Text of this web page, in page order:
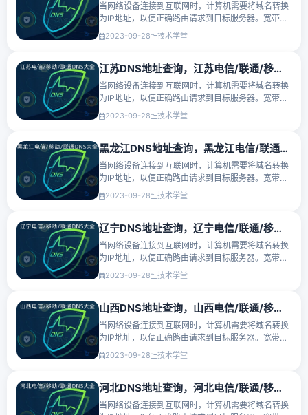
当网络设备连接到互联网时，计算机需要将域名转换
为IP地址，以便正确路由请求到目标服务器。宽带运
营商会提供主要的DNS服务器地址和备用的DNS服务
器地址，以确保网络的稳定性和可靠性。以下是浙江
2023-09-28 技术学堂
江苏DNS地址查询，江苏电信/联通/移动DNS服务器地址大全
当网络设备连接到互联网时，计算机需要将域名转换
为IP地址，以便正确路由请求到目标服务器。宽带运
营商会提供主要的DNS服务器地址和备用的DNS服务
器地址，以确保网络的稳定性和可靠性。以下是江苏
2023-09-28 技术学堂
黑龙江DNS地址查询，黑龙江电信/联通/移动DNS服务器地址大全
当网络设备连接到互联网时，计算机需要将域名转换
为IP地址，以便正确路由请求到目标服务器。宽带运
营商会提供主要的DNS服务器地址和备用的DNS服务
器地址，以确保网络的稳定性和可靠性。以下是黑龙
2023-09-28 技术学堂
辽宁DNS地址查询，辽宁电信/联通/移动DNS服务器地址大全
当网络设备连接到互联网时，计算机需要将域名转换
为IP地址，以便正确路由请求到目标服务器。宽带运
营商会提供主要的DNS服务器地址和备用的DNS服务
器地址，以确保网络的稳定性和可靠性。以下是辽宁
2023-09-28 技术学堂
山西DNS地址查询，山西电信/联通/移动DNS服务器地址大全
当网络设备连接到互联网时，计算机需要将域名转换
为IP地址，以便正确路由请求到目标服务器。宽带运
营商会提供主要的DNS服务器地址和备用的DNS服务
器地址，以确保网络的稳定性和可靠性。以下是山西
2023-09-28 技术学堂
河北DNS地址查询，河北电信/联通/移动DNS服务器地址大全
当网络设备连接到互联网时，计算机需要将域名转换